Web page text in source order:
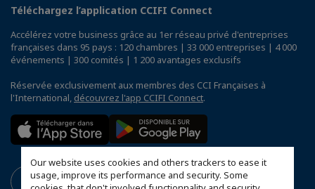
Our website uses cookies and others trackers to ease it
usage, improve its performance and security. Some
Téléchargez l’application CCIFI Connect
Accélérez votre business grâce au 1er réseau privé d'entreprises
françaises dans 95 pays : 120 chambres | 33 000 entreprises | 4 000
événements | 300 comités | 1 200 avantages exclusifs
Réservée exclusivement aux membres des CCI Françaises à
l'International, découvrez l'app CCIFI Connect.